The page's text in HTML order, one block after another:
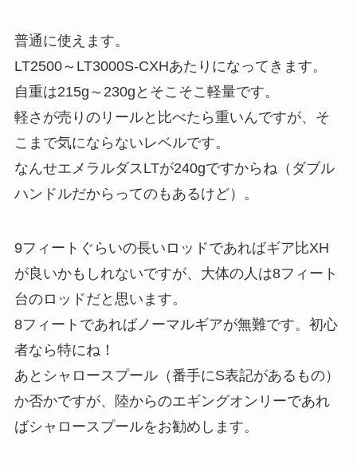
普通に使えます。
LT2500～LT3000S-CXHあたりになってきます。
自重は215g～230gとそこそこ軽量です。
軽さが売りのリールと比べたら重いんですが、そ
こまで気にならないレベルです。
なんせエメラルダスLTが240gですからね（ダブル
ハンドルだからってのもあるけど）。
9フィートぐらいの長いロッドであればギア比XH
が良いかもしれないですが、大体の人は8フィート
台のロッドだと思います。
8フィートであればノーマルギアが無難です。初心
者なら特にね！
あとシャロースプール（番手にS表記があるもの）
か否かですが、陸からのエギングオンリーであれ
ばシャロースプールをお勧めします。